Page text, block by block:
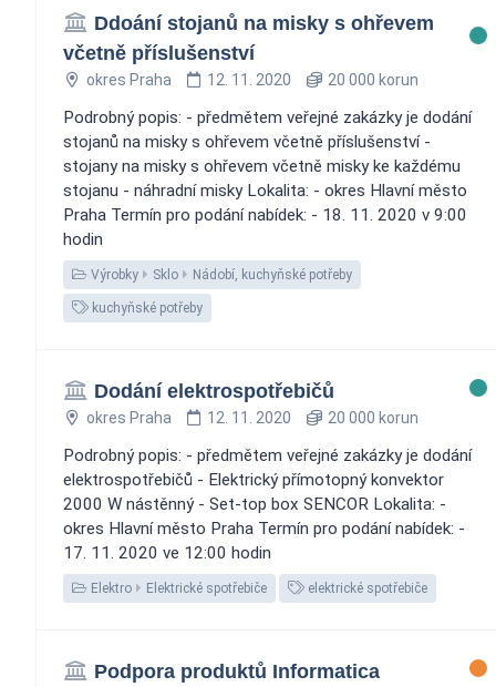
Ddoání stojanů na misky s ohřevem
včetně příslušenství
okres Praha 12. 11. 2020 20 000 korun
Podrobný popis: - předmětem veřejné zakázky je dodání
stojanů na misky s ohřevem včetně příslušenství -
stojany na misky s ohřevem včetně misky ke každému
stojanu - náhradní misky Lokalita: - okres Hlavní město
Praha Termín pro podání nabídek: - 18. 11. 2020 v 9:00
hodin
Výrobky Sklo Nádobí, kuchyňské potřeby
kuchyňské potřeby
Dodání elektrospotřebičů
okres Praha 12. 11. 2020 20 000 korun
Podrobný popis: - předmětem veřejné zakázky je dodání
elektrospotřebičů - Elektrický přímotopný konvektor
2000 W nástěnný - Set-top box SENCOR Lokalita: -
okres Hlavní město Praha Termín pro podání nabídek: -
17. 11. 2020 ve 12:00 hodin
Elektro Elektrické spotřebiče elektrické spotřebiče
Podpora produktů Informatica